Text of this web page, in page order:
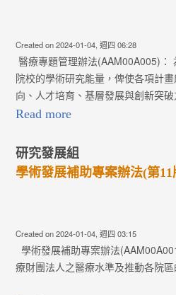
Created on 2024-01-04, 週四 06:28
醫療專題管理辦法(AAM00A005)：
院校的學術研究能量，俾使各項計
向、人才培育、基層發展與創新突
Read more
研究發展組
學術發展補助專案辦法(第11
Created on 2024-01-04, 週四 03:15
學術發展補助專案辦法
療財團法人之醫療水準及推動各院